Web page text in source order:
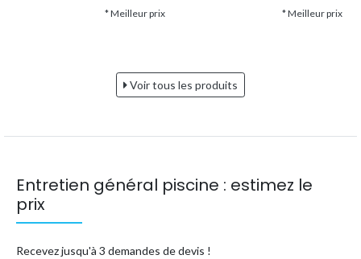
* Meilleur prix * Meilleur prix
Voir tous les produits
Entretien général piscine : estimez le
prix
Recevez jusqu'à 3 demandes de devis !